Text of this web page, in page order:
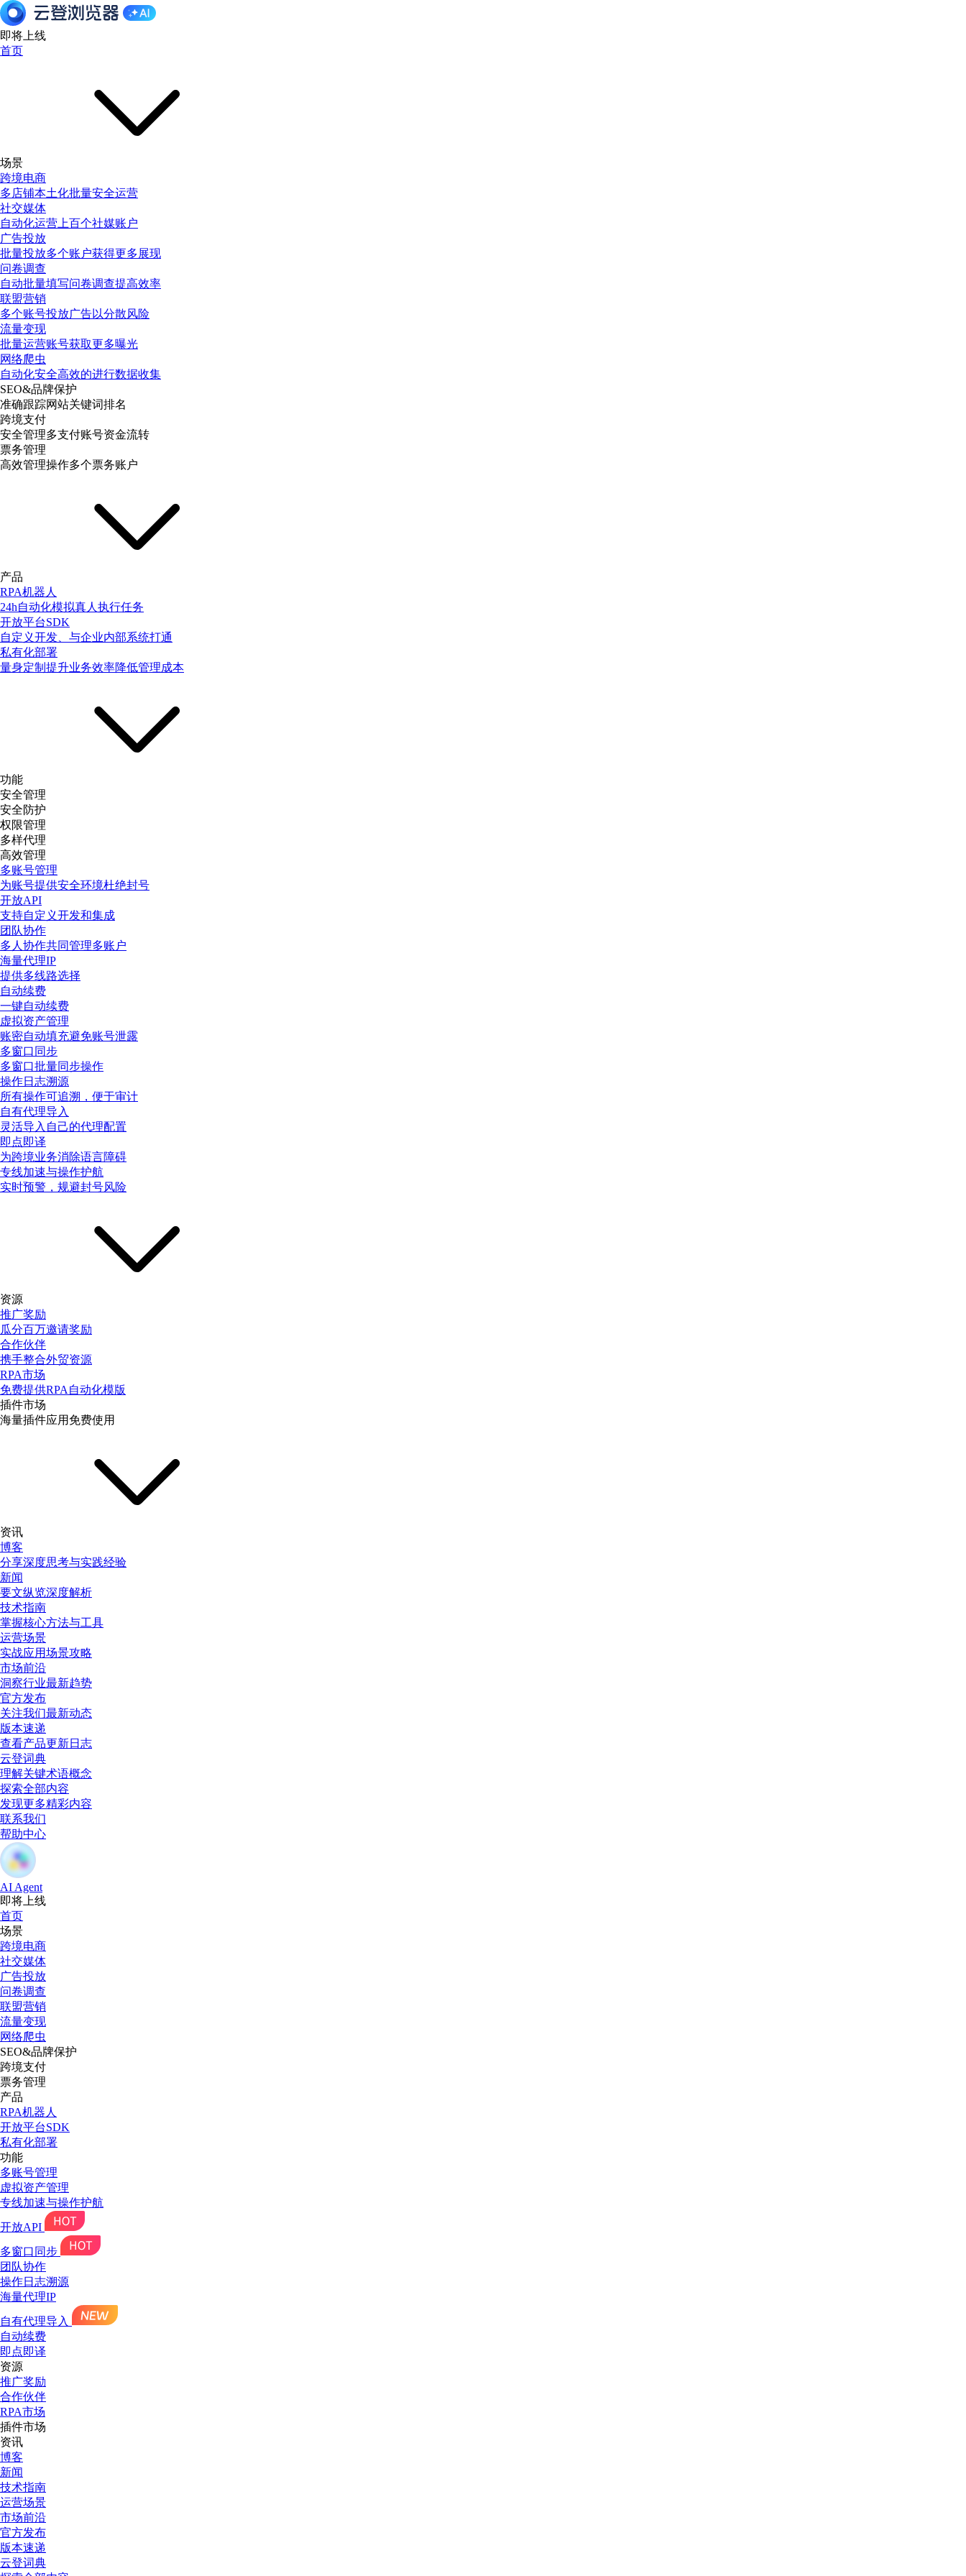
即将上线
首页
场景
跨境电商
多店铺本土化批量安全运营
社交媒体
自动化运营上百个社媒账户
广告投放
批量投放多个账户获得更多展现
问卷调查
自动批量填写问卷调查提高效率
联盟营销
多个账号投放广告以分散风险
流量变现
批量运营账号获取更多曝光
网络爬虫
自动化安全高效的进行数据收集
SEO&品牌保护
准确跟踪网站关键词排名
跨境支付
安全管理多支付账号资金流转
票务管理
高效管理操作多个票务账户
产品
RPA机器人
24h自动化模拟真人执行任务
开放平台SDK
自定义开发、与企业内部系统打通
私有化部署
量身定制提升业务效率降低管理成本
功能
安全管理
安全防护
权限管理
多样代理
高效管理
多账号管理
为账号提供安全环境杜绝封号
开放API
支持自定义开发和集成
团队协作
多人协作共同管理多账户
海量代理IP
提供多线路选择
自动续费
一键自动续费
虚拟资产管理
账密自动填充避免账号泄露
多窗口同步
多窗口批量同步操作
操作日志溯源
所有操作可追溯，便于审计
自有代理导入
灵活导入自己的代理配置
即点即译
为跨境业务消除语言障碍
专线加速与操作护航
实时预警，规避封号风险
资源
推广奖励
瓜分百万邀请奖励
合作伙伴
携手整合外贸资源
RPA市场
免费提供RPA自动化模版
插件市场
海量插件应用免费使用
资讯
博客
分享深度思考与实践经验
新闻
要文纵览深度解析
技术指南
掌握核心方法与工具
运营场景
实战应用场景攻略
市场前沿
洞察行业最新趋势
官方发布
关注我们最新动态
版本速递
查看产品更新日志
云登词典
理解关键术语概念
探索全部内容
发现更多精彩内容
联系我们
帮助中心
AI Agent
即将上线
首页
场景
跨境电商
社交媒体
广告投放
问卷调查
联盟营销
流量变现
网络爬虫
SEO&品牌保护
跨境支付
票务管理
产品
RPA机器人
开放平台SDK
私有化部署
功能
多账号管理
虚拟资产管理
专线加速与操作护航
开放API
多窗口同步
团队协作
操作日志溯源
海量代理IP
自有代理导入
自动续费
即点即译
资源
推广奖励
合作伙伴
RPA市场
插件市场
资讯
博客
新闻
技术指南
运营场景
市场前沿
官方发布
版本速递
云登词典